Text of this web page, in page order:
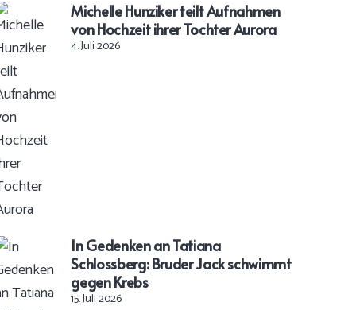
Michelle Hunziker teilt Aufnahmen
von Hochzeit ihrer Tochter Aurora
4. Juli 2026
In Gedenken an Tatiana
Schlossberg: Bruder Jack schwimmt
gegen Krebs
15. Juli 2026